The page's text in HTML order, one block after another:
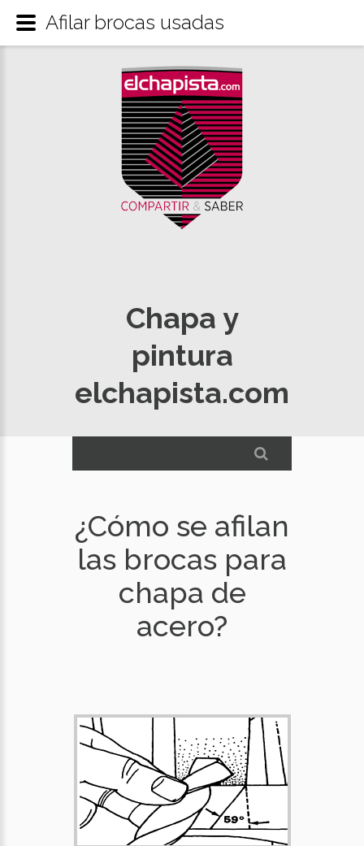
Chapa y
pintura
elchapista.com
¿Cómo se afilan
las brocas para
chapa de
acero?
Afilar brocas usadas